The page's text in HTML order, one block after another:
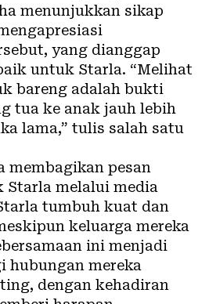
menunjukkan sikap
yang dianggap
untuk Starla. “Melihat
bareng adalah bukti
tua ke anak jauh lebih
lama,” tulis salah satu
membagikan pesan
Starla melalui media
tumbuh kuat dan
keluarga mereka
ini menjadi
hubungan mereka
dengan kehadiran